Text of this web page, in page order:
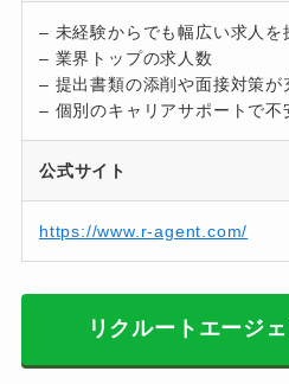
– 未経験からでも幅広い求人を
– 業界トップの求人数
– 提出書類の添削や面接対策が
– 個別のキャリアサポートで不
公式サイト
https://www.r-agent.com/
リクルートエージ